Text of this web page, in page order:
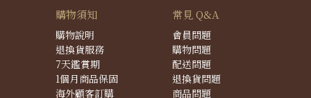
購物須知
購物說明
退換貨服務
7天鑑賞期
1個月商品保固
海外顧客訂購
常見 Q&A
會員問題
購物問題
配送問題
退換貨問題
商品問題